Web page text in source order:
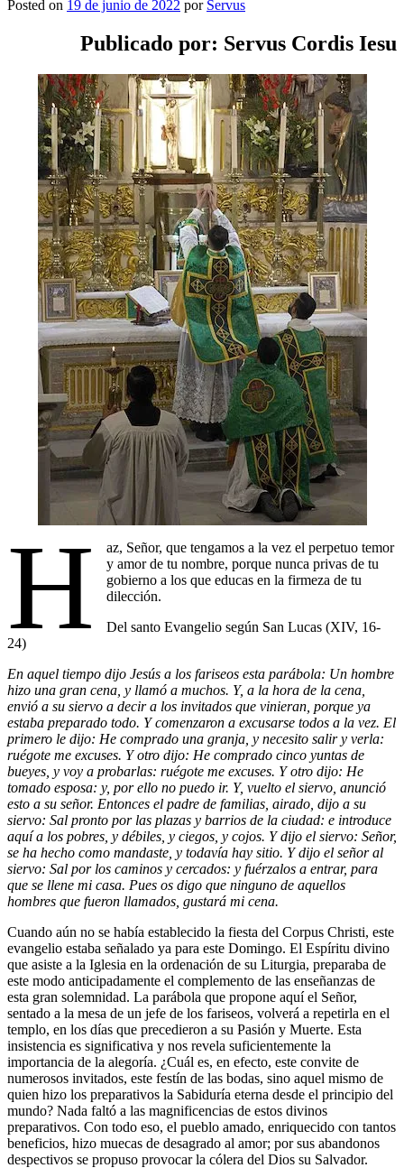
Posted on 19 de junio de 2022 por Servus
Publicado por: Servus Cordis Iesu
H
az, Señor, que tengamos a la vez el perpetuo temor
y amor de tu nombre, porque nunca privas de tu
gobierno a los que educas en la firmeza de tu
dilección.
Del santo Evangelio según San Lucas (XIV, 16-
24)
En aquel tiempo dijo Jesús a los fariseos esta parábola: Un hombre
hizo una gran cena, y llamó a muchos. Y, a la hora de la cena,
envió a su siervo a decir a los invitados que vinieran, porque ya
estaba preparado todo. Y comenzaron a excusarse todos a la vez. El
primero le dijo: He comprado una granja, y necesito salir y verla:
ruégote me excuses. Y otro dijo: He comprado cinco yuntas de
bueyes, y voy a probarlas: ruégote me excuses. Y otro dijo: He
tomado esposa: y, por ello no puedo ir. Y, vuelto el siervo, anunció
esto a su señor. Entonces el padre de familias, airado, dijo a su
siervo: Sal pronto por las plazas y barrios de la ciudad: e introduce
aquí a los pobres, y débiles, y ciegos, y cojos. Y dijo el siervo: Señor,
se ha hecho como mandaste, y todavía hay sitio. Y dijo el señor al
siervo: Sal por los caminos y cercados: y fuérzalos a entrar, para
que se llene mi casa. Pues os digo que ninguno de aquellos
hombres que fueron llamados, gustará mi cena.
Cuando aún no se había establecido la fiesta del Corpus Christi, este
evangelio estaba señalado ya para este Domingo. El Espíritu divino
que asiste a la Iglesia en la ordenación de su Liturgia, preparaba de
este modo anticipadamente el complemento de las enseñanzas de
esta gran solemnidad. La parábola que propone aquí el Señor,
sentado a la mesa de un jefe de los fariseos, volverá a repetirla en el
templo, en los días que precedieron a su Pasión y Muerte. Esta
insistencia es significativa y nos revela suficientemente la
importancia de la alegoría. ¿Cuál es, en efecto, este convite de
numerosos invitados, este festín de las bodas, sino aquel mismo de
quien hizo los preparativos la Sabiduría eterna desde el principio del
mundo? Nada faltó a las magnificencias de estos divinos
preparativos. Con todo eso, el pueblo amado, enriquecido con tantos
beneficios, hizo muecas de desagrado al amor; por sus abandonos
despectivos se propuso provocar la cólera del Dios su Salvador.